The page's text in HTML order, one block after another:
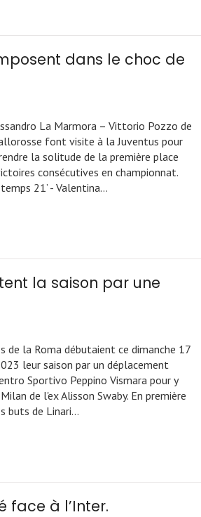
dans le choc de
La Marmora – Vittorio Pozzo de
font visite à la Juventus pour
la solitude de la première place
consécutives en championnat.
21’ - Valentina…
la saison par une
de la Roma débutaient ce dimanche 17
leur saison par un déplacement
Sportivo Peppino Vismara pour y
de l'ex Alisson Swaby. En première
buts de Linari…
face à l’Inter.